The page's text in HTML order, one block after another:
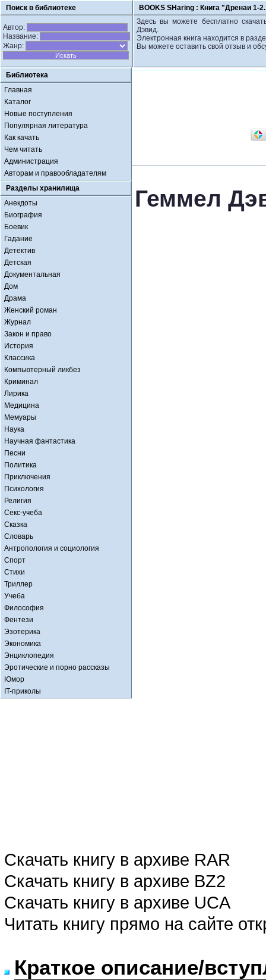
Поиск в библиотеке BOOKS SHaring : Книга "Дренаи 1-
Автор:
Название:
Жанр:
Здесь вы можете бесплатно
Дэвид.
Электронная книга находится в
Вы можете оставить свой отзыв и
Библиотека
Главная
Каталог
Новые поступления
Популярная литература
Как качать
Чем читать
Администрация
Авторам и правообладателям
Разделы хранилища
Анекдоты
Биография
Боевик
Гадание
Детектив
Детская
Документальная
Дом
Драма
Женский роман
Журнал
Закон и право
История
Классика
Компьютерный ликбез
Криминал
Лирика
Медицина
Мемуары
Наука
Научная фантастика
Песни
Политика
Приключения
Психология
Религия
Секс-учеба
Сказка
Словарь
Антропология и социология
Спорт
Стихи
Триллер
Учеба
Философия
Фентези
Эзотерика
Экономика
Энциклопедия
Эротические и порно рассказы
Юмор
IT-приколы
Геммел
Скачать книгу в архиве RAR
Скачать книгу в архиве BZ2
Скачать книгу в архиве UCA
Читать книгу прямо на сайте
Краткое описание/